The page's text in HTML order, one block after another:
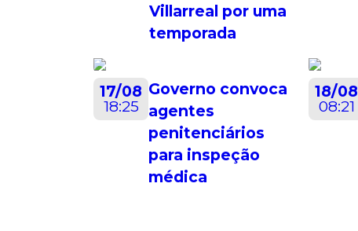
Villarreal por uma
temporada
17/08
18:25
Governo convoca
agentes
penitenciários
para inspeção
médica
18/08
08:21